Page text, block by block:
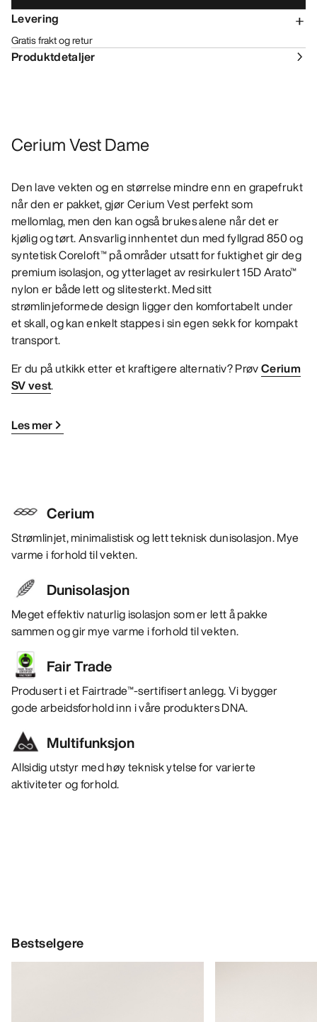
Levering
Gratis frakt og retur
Produktdetaljer
Cerium Vest Dame
Den lave vekten og en størrelse mindre enn en grapefrukt
når den er pakket, gjør Cerium Vest perfekt som
mellomlag, men den kan også brukes alene når det er
kjølig og tørt. Ansvarlig innhentet dun med fyllgrad 850 og
syntetisk Coreloft™ på områder utsatt for fuktighet gir deg
premium isolasjon, og ytterlaget av resirkulert 15D Arato™
nylon er både lett og slitesterkt. Med sitt
strømlinjeformede design ligger den komfortabelt under
et skall, og kan enkelt stappes i sin egen sekk for kompakt
transport.
Er du på utkikk etter et kraftigere alternativ? PrøvCerium
SV vest.
Les mer
Cerium
Strømlinjet, minimalistisk og lett teknisk dunisolasjon. Mye
varme i forhold til vekten.
Dunisolasjon
Meget effektiv naturlig isolasjon som er lett å pakke
sammen og gir mye varme i forhold til vekten.
Fair Trade
Produsert i et Fairtrade™-sertifisert anlegg. Vi bygger
gode arbeidsforhold inn i våre produkters DNA.
Multifunksjon
Allsidig utstyr med høy teknisk ytelse for varierte
aktiviteter og forhold.
Bestselgere